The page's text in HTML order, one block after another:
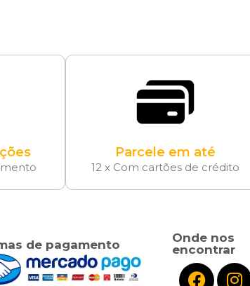
Parcele em até
12 x Com cartões de crédito
de pagamento
Onde nos
encontrar